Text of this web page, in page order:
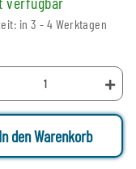
in 3 - 4 Werktagen
In den Warenkorb